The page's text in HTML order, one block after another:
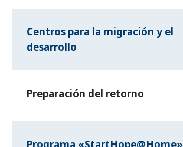
Centros para la migración y el
desarrollo
Preparación del retorno